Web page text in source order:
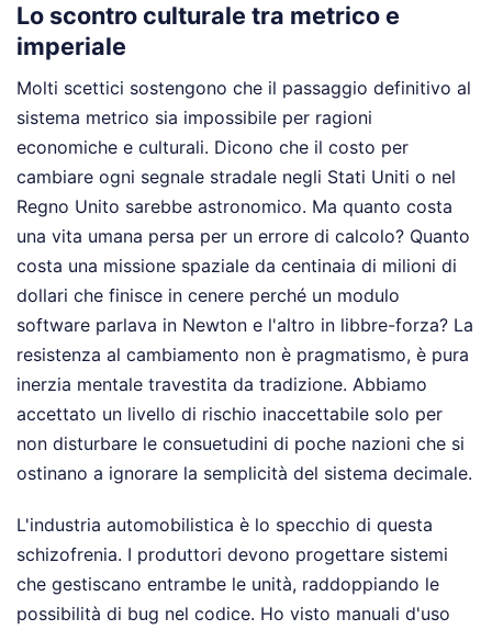
Lo scontro culturale tra metrico e
imperiale
Molti scettici sostengono che il passaggio definitivo al
sistema metrico sia impossibile per ragioni
economiche e culturali. Dicono che il costo per
cambiare ogni segnale stradale negli Stati Uniti o nel
Regno Unito sarebbe astronomico. Ma quanto costa
una vita umana persa per un errore di calcolo? Quanto
costa una missione spaziale da centinaia di milioni di
dollari che finisce in cenere perché un modulo
software parlava in Newton e l'altro in libbre-forza? La
resistenza al cambiamento non è pragmatismo, è pura
inerzia mentale travestita da tradizione. Abbiamo
accettato un livello di rischio inaccettabile solo per
non disturbare le consuetudini di poche nazioni che si
ostinano a ignorare la semplicità del sistema decimale.
L'industria automobilistica è lo specchio di questa
schizofrenia. I produttori devono progettare sistemi
che gestiscano entrambe le unità, raddoppiando le
possibilità di bug nel codice. Ho visto manuali d'uso